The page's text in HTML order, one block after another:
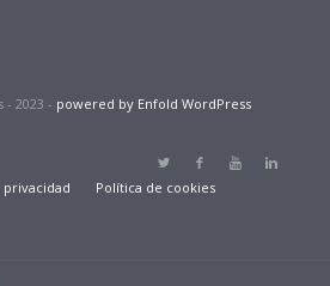
- 2023 - powered by Enfold WordPress
privacidad Política de cookies